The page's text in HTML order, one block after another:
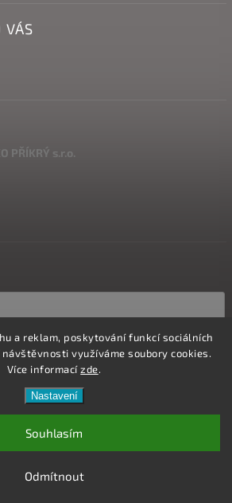
a reklam, poskytování funkcí sociálních
využíváme soubory cookies.
Více informacízde.
Nastavení
Odmítnout
Souhlasím
VÁS
PŘÍKRÝ s.r.o.
Hledat
hřebíky. Všechna práva vyhrazena.